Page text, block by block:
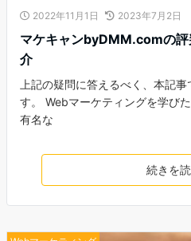
2022年11月1日 2023年7月2日
マケキャンbyDMM.comの
介
上記の疑問に答えるべく、本記
す。 Webマーケティングを学び
有名な
続きを